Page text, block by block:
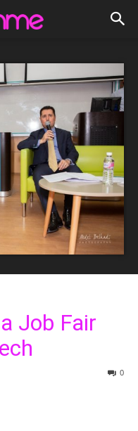
Job Fair
0